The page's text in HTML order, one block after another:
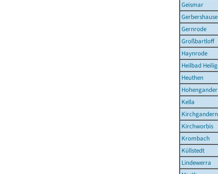
Geismar
Gernrode
Großbartloff
Haynrode
Heilbad
Heuthen
Kella
Kirchgandern
Kirchworbis
Krombach
Küllstedt
Lindewerra